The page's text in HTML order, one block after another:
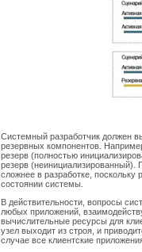
Системный разработчик должен
резервных компонентов.
резерв (полностью
резерв (неинициализированный).
сложнее в разработке,
состоянии системы.
В действительности, вопросы
любых приложений,
вычислительные ресурсы для
узел выходит из строя, и
случае все клиентские